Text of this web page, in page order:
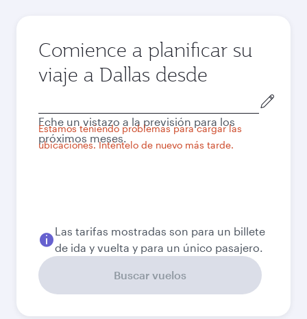
Comience a planificar su
viaje a Dallas desde
de
salida
Estamos teniendo problemas para cargar las
ubicaciones. Inténtelo de nuevo más tarde.
Eche un vistazo a la previsión para los
próximos meses.
Las tarifas mostradas son para un billete
de ida y vuelta y para un único pasajero.
Buscar vuelos